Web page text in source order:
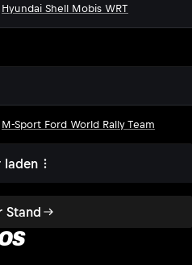
Stand
Hyundai Shell Mobis WRT
M-Sport Ford World Rally Team
laden